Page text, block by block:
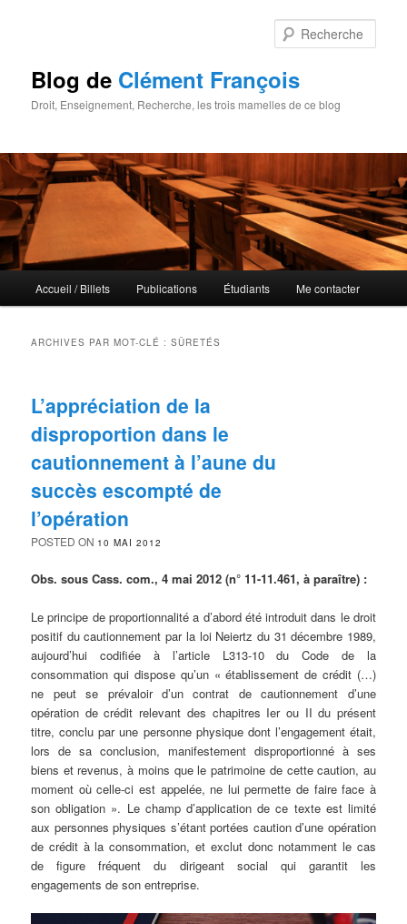
Blog de Clément François
Droit, Enseignement, Recherche, les trois mamelles de ce blog
Aller au contenu principal
Aller au contenu secondaire
Accueil / Billets Publications Étudiants Me contacter
ARCHIVES PAR MOT-CLÉ :SÛRETÉS
L’appréciation de la
disproportion dans le
cautionnement à l’aune du
succès escompté de
l’opération
POSTED ON 10 MAI 2012
Obs. sous Cass. com., 4 mai 2012 (n° 11-11.461, à paraître) :
Le principe de proportionnalité a d’abord été introduit dans le droit
positif du cautionnement par la loi Neiertz du 31 décembre 1989,
aujourd’hui codifiée à l’article L313-10 du Code de la
consommation qui dispose qu’un « établissement de crédit (…)
ne peut se prévaloir d’un contrat de cautionnement d’une
opération de crédit relevant des chapitres Ier ou II du présent
titre, conclu par une personne physique dont l’engagement était,
lors de sa conclusion, manifestement disproportionné à ses
biens et revenus, à moins que le patrimoine de cette caution, au
moment où celle-ci est appelée, ne lui permette de faire face à
son obligation ». Le champ d’application de ce texte est limité
aux personnes physiques s’étant portées caution d’une opération
de crédit à la consommation, et exclut donc notamment le cas
de figure fréquent du dirigeant social qui garantit les
engagements de son entreprise.